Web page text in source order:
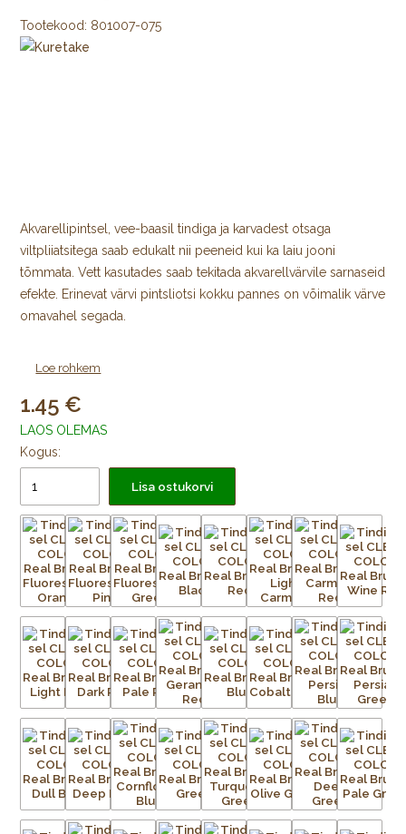
Tootekood: 801007-075
Akvarellipintsel, vee-baasil tindiga ja karvadest otsaga
viltpliiatsitega saab edukalt nii peeneid kui ka laiu jooni
tõmmata. Vett kasutades saab tekitada akvarellvärvile sarnaseid
efekte. Erinevat värvi pintsliotsi kokku pannes on võimalik värve
omavahel segada.
Kuidas kasutada tindipintslit CLEAN COLOR
Loe rohkem
1.45
LAOS OLEMAS
Kogus:
Lisa ostukorvi